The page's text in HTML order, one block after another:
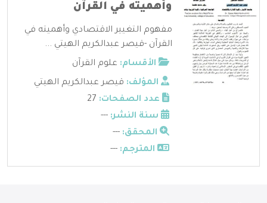
وأهميته في القرآن
مفهوم التغيير الاقتصادي وأهميته في
القرآن -قيصر عبدالكريم الهيتي ...
الأقسام: علوم القرآن
المؤلف: قيصر عبدالكريم الهيتي
عدد الصفحات:
سنة النشر: ---
المحقق: ---
المترجم: ---